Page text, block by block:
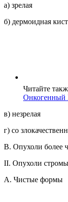
а) зрелая
б) дермоидная
Читайте
в) незрелая
г) со
B. Опухоли более
II. Опухоли
А. Чистые формы